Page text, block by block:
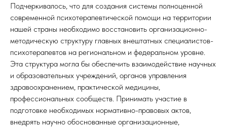
Подчеркивалось, что для создания системы полноценной
современной психотерапевтической помощи на территории
нашей страны необходимо восстановить организационно-
методическую структуру главных внештатных специалистов-
психотерапевтов на региональном и федеральном уровне.
Эта структура могла бы обеспечить взаимодействие научных
и образовательных учреждений, органов управления
здравоохранением, практической медицины,
профессиональных сообществ. Принимать участие в
подготовке необходимых нормативно-правовых актов,
внедрять научно обоснованные организационные,